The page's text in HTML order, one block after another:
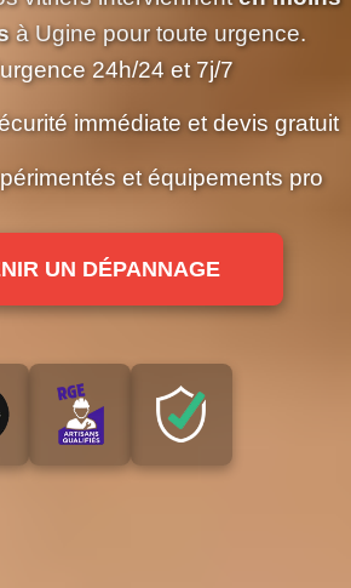
à Ugine pour toute urgence.
24h/24 et 7j/7
immédiate et devis gratuit
et équipements pro
UN DÉPANNAGE